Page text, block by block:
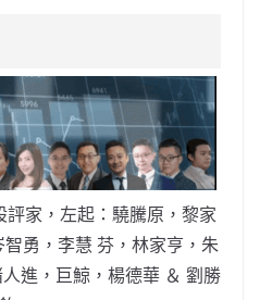
h
at
er l y
Li
n
k
家，左起：驍騰原，黎家
勇，李慧 芬，林家亨，朱
進，巨鯨，楊德華 ＆ 劉勝